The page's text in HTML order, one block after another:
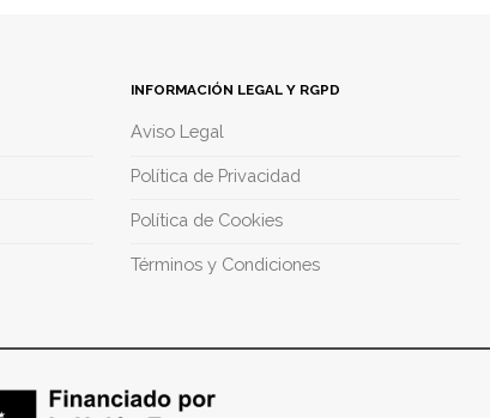
INFORMACIÓN LEGAL Y RGPD
Aviso Legal
Política de Privacidad
Política de Cookies
Términos y Condiciones